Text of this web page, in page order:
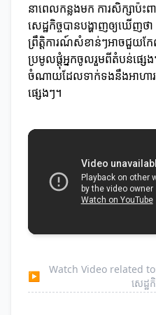
នាពេលកន្លងមក ការសិក្សាប៉
សេដ្ឋកិច្ចបានបង្ហាញឲ្យឃើញ
ព្រឹត្តិការណ៍សំខាន់ៗអាចជួយកែល
ប្រមូលផ្តុំអ្នកចូលរួមពីតំបន់ផ្សេង
ចំណាយដែលទាក់ទងនឹងអាហារ
ផ្សេងៗ។
▶
Watch Video related
សេដ្ឋ